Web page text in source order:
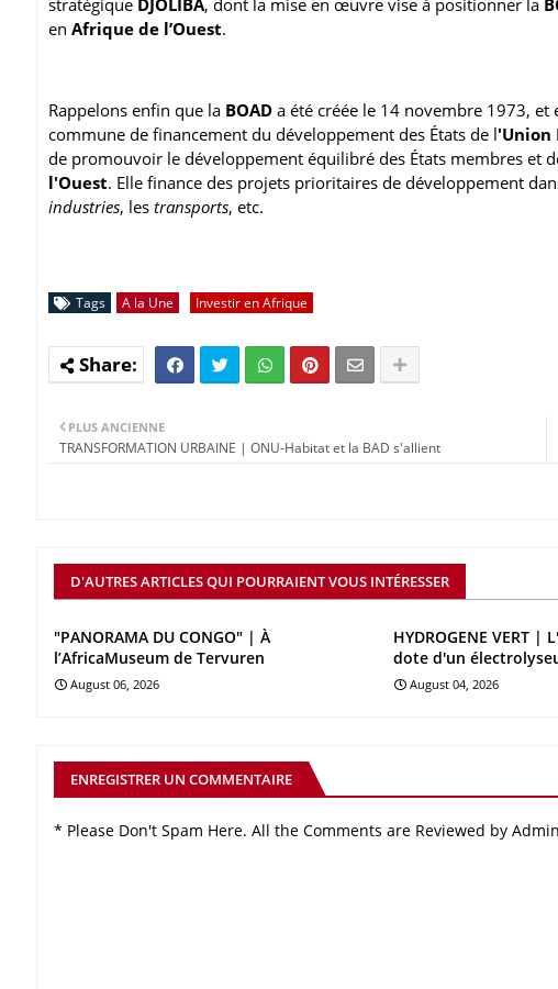
en Afrique de l’Ouest.
Rappelons enfin que la BOAD a été créée le 14 novembre 1973,
commune de financement du développement des États de l'Union
de promouvoir le développement équilibré des États membres et
l'Ouest. Elle finance des projets prioritaires de développement
industries, les transports, etc.
Tags A la Une Investir en Afrique
PLUS ANCIENNE
TRANSFORMATION URBAINE | ONU-Habitat et la BAD s'allient
D'AUTRES ARTICLES QUI POURRAIENT VOUS INTÉRESSER
"PANORAMA DU CONGO" | À
l’AfricaMuseum de Tervuren
August 06, 2026
HYDROGENE VERT |
dote d'un
August 04, 2026
ENREGISTRER UN COMMENTAIRE
* Please Don't Spam Here. All the Comments are Reviewed by